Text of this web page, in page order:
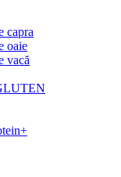
capra
oaie
vacă